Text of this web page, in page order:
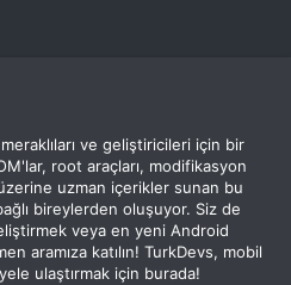
ve geliştiricileri için bir
root araçları, modifikasyon
uzman içerikler sunan bu
bireylerden oluşuyor. Siz de
veya en yeni Android
aramıza katılın! TurkDevs, mobil
ulaştırmak için burada!